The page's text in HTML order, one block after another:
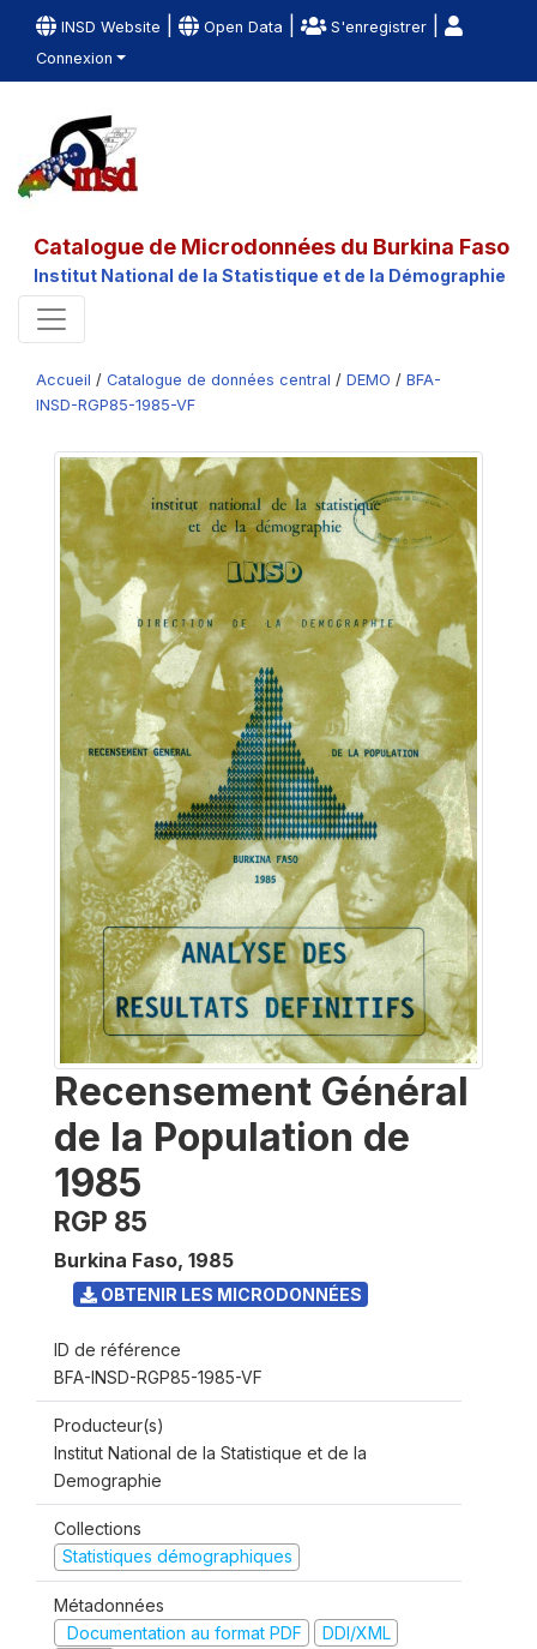
INSD Website Open Data S'enregistrer
Connexion
Catalogue de Microdonnées du Burkina Faso
Institut National de la Statistique et de la Démographie
Accueil / Catalogue de données central / DEMO / BFA-
INSD-RGP85-1985-VF
Recensement Général
de la Population de
1985
RGP 85
Burkina Faso, 1985
OBTENIR LES MICRODONNÉES
ID de référence
BFA-INSD-RGP85-1985-VF
Producteur(s)
Institut National de la Statistique et de la
Demographie
Collections
Statistiques démographiques
Métadonnées
Documentation au format PDF
DDI/XML